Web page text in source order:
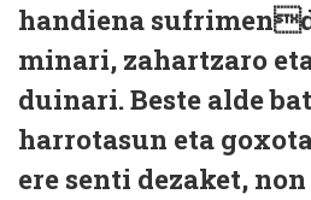
handiena
minari, zahartzaro
duinari. Beste alde
harrotasun eta
ere senti dezaket,